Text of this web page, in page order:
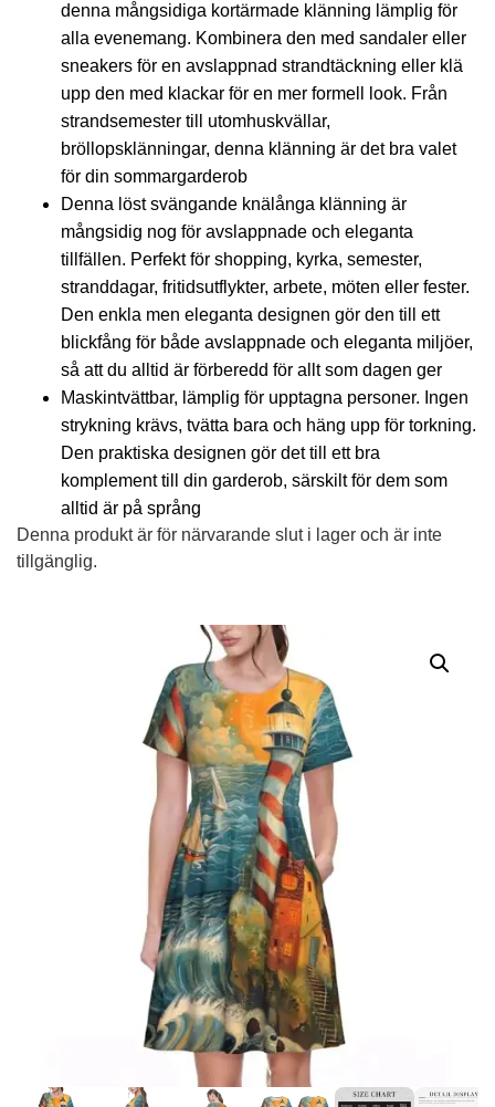
denna mångsidiga kortärmade klänning lämplig för
alla evenemang. Kombinera den med sandaler eller
sneakers för en avslappnad strandtäckning eller klä
upp den med klackar för en mer formell look. Från
strandsemester till utomhuskvällar,
bröllopsklänningar, denna klänning är det bra valet
för din sommargarderob
Denna löst svängande knälånga klänning är
mångsidig nog för avslappnade och eleganta
tillfällen. Perfekt för shopping, kyrka, semester,
stranddagar, fritidsutflykter, arbete, möten eller fester.
Den enkla men eleganta designen gör den till ett
blickfång för både avslappnade och eleganta miljöer,
så att du alltid är förberedd för allt som dagen ger
Maskintvättbar, lämplig för upptagna personer. Ingen
strykning krävs, tvätta bara och häng upp för torkning.
Den praktiska designen gör det till ett bra
komplement till din garderob, särskilt för dem som
alltid är på språng
Denna produkt är för närvarande slut i lager och är inte
tillgänglig.